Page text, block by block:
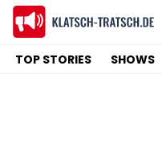
TOP STORIES SHOWS